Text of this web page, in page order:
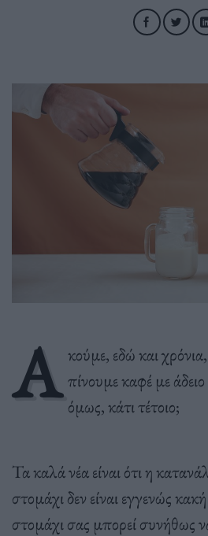
Α κούμε, εδώ και
πίνουμε καφέ με
όμως, κάτι τέτοιο;
Τα καλά νέα είναι ότι η
στομάχι δεν είναι εγγενώς
στομάχι σας μπορεί συνήθως